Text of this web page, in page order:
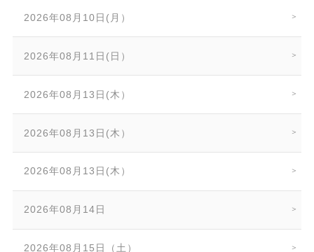
2026年08月10日(月）
2026年08月11日(日）
2026年08月13日(木）
2026年08月13日(木）
2026年08月13日(木）
2026年08月14日
2026年08月15日（土）